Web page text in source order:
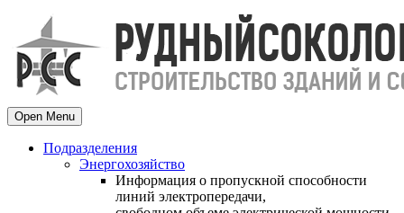
Open Menu
Подразделения
Энергохозяйство
Информация о пропускной способности
линий электропередачи,